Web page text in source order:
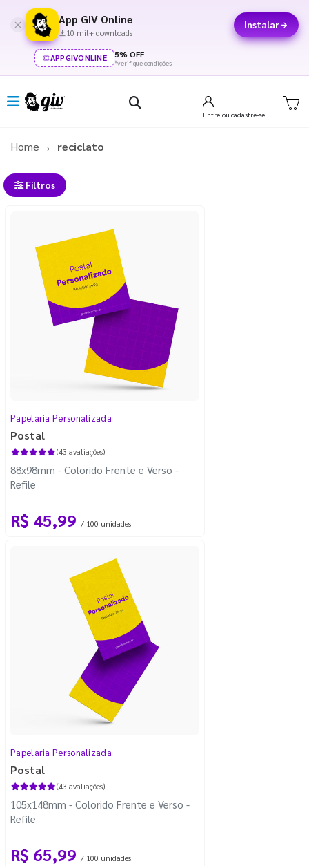
App GIV Online
10 mil+ downloads
Instalar
APPGIVONLINE 5% OFF
*verifique condições
Entre ou cadastre-se
Home reciclato
Filtros
Papelaria Personalizada
Postal
(43 avaliações)
88x98mm - Colorido Frente e Verso -
Refile
R$ 45,99 / 100 unidades
Papelaria Personalizada
Postal
(43 avaliações)
105x148mm - Colorido Frente e Verso -
Refile
R$ 65,99 / 100 unidades